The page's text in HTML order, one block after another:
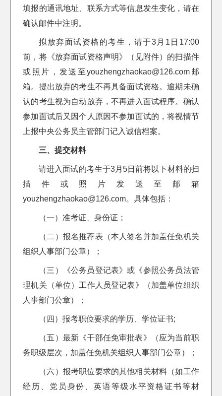
填报的通讯地址、联系方式等信息发生变化，请在
确认邮件中注明。
拟放弃面试资格的考生，请于3月1日17:00
前，将《放弃面试资格声明》（见附件）的扫描件
或照片，发送至youzhengzhaokao@126.com邮
箱。提出放弃的考生不再具备面试资格。逾期未确
认的考生视为自动放弃，不再进入面试程序。确认
参加面试后又因个人原因不参加面试的，将视情节
上报中央公务员主管部门记入诚信档案。
三、提交材料
请进入面试的考生于3月5日前将以下材料的扫
描件或照片发送至邮箱
youzhengzhaokao@126.com。具体包括：
（一）准考证、身份证；
（二）报名推荐表（本人签名并加盖任免机关
组织人事部门公章）；
（三）《公务员登记表》或《参照公务员法管
理机关（单位）工作人员登记表》（加盖单位组织
人事部门公章）；
（四）报考职位要求的学历、学位证书;
（五）最新《干部任免审批表》（应为当前职
务职级层次，加盖任免机关组织人事部门公章）；
（六）报考职位要求的其他相关材料（如工作
经历、党员身份、英语等级水平资格证书等材